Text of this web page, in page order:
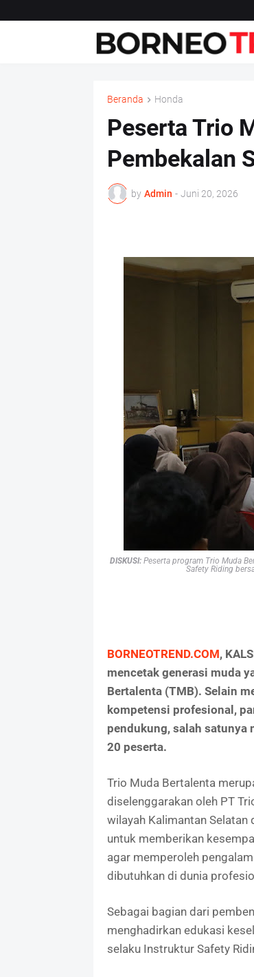
Beranda Honda
Peserta Trio
Pembekalan
by Admin - Juni 20, 2026
DISKUSI: Peserta program Trio Muda
Safety Riding
BORNEOTREND.COM,
mencetak generasi muda
Bertalenta (TMB). Selain
kompetensi profesional,
pendukung, salah satunya
20 peserta.
Trio Muda Bertalenta
diselenggarakan oleh PT
wilayah Kalimantan Selatan
untuk memberikan
agar memperoleh
dibutuhkan di dunia
Sebagai bagian dari
menghadirkan edukasi
selaku Instruktur Safety